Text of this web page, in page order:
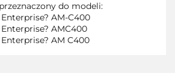
do modeli:
AM-C400
AMC400
AM C400